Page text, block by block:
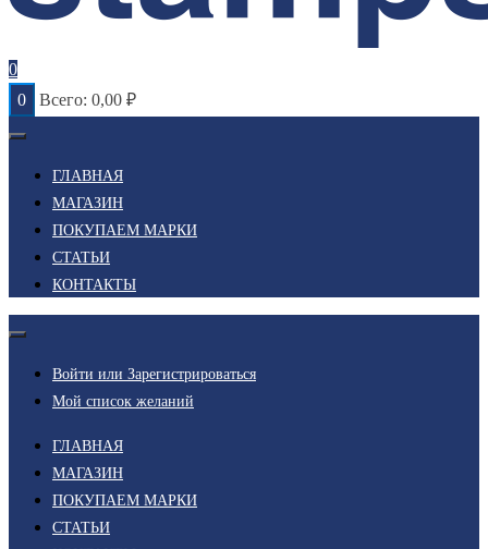
0
0
Всего: 0,00 ₽
ГЛАВНАЯ
МАГАЗИН
ПОКУПАЕМ МАРКИ
СТАТЬИ
КОНТАКТЫ
Войти или Зарегистрироваться
Мой список желаний
ГЛАВНАЯ
МАГАЗИН
ПОКУПАЕМ МАРКИ
СТАТЬИ